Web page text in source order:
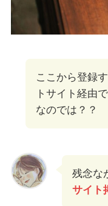
ここから登録
トサイト経由
なのでは？？
残念な
サイト